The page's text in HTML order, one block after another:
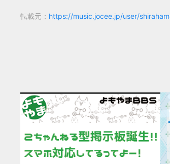
転載元： https://music.jocee.jp/user/